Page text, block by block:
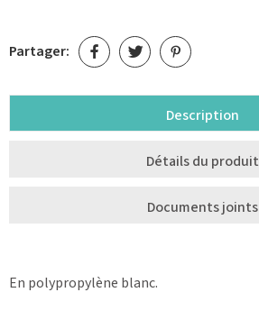
Partager:
Description
Détails du produit
Documents joints
En polypropylène blanc.